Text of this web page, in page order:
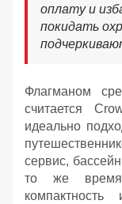
оплату и
покидать
Флагманом
считается
идеально
сервис,
то же